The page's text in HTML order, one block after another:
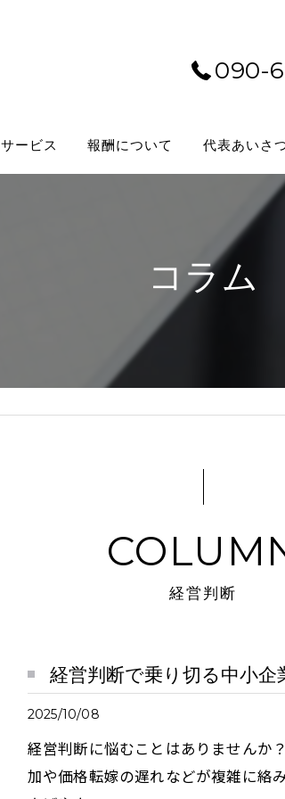
090-
サービス 報酬について 代表あいさ
コラム
経営判断
経営判断で乗り切る中小企
2025/10/08
経営判断に悩むことはありませんか
加や価格転嫁の遅れなどが複雑に絡